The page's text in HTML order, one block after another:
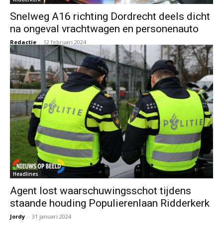
Snelweg A16 richting Dordrecht deels dicht
na ongeval vrachtwagen en personenauto
Redactie - 12 februari 2024
Headlines
Agent lost waarschuwingsschot tijdens
staande houding Populierenlaan Ridderkerk
Jordy - 31 januari 2024